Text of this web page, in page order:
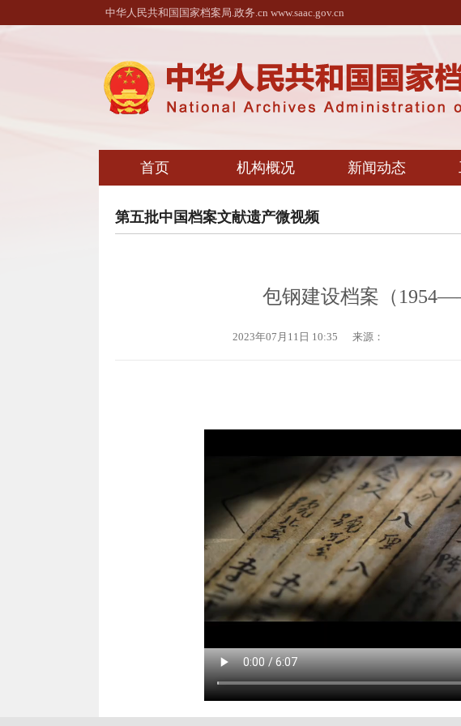
中华人民共和国国家档案局.政务.cn www.saac.gov.cn
首页 机构概况 新闻动态
第五批中国档案文献遗产微视频
包钢建设档案（
2023年07月11日 10:35 来源：